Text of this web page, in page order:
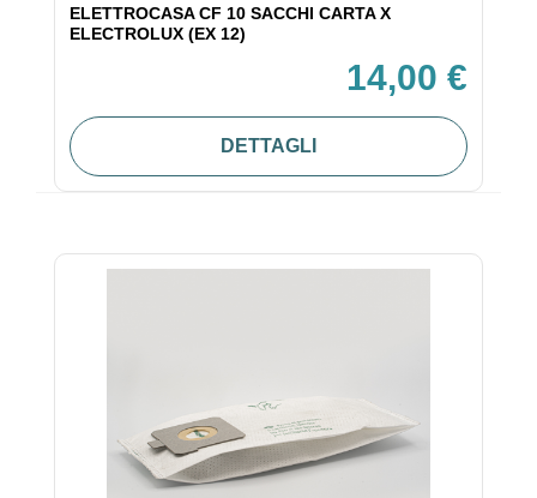
ELETTROCASA CF 10 SACCHI CARTA X
ELECTROLUX (EX 12)
14,00 €
DETTAGLI